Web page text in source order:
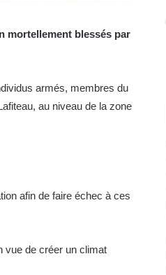
mortellement blessés par
armés, membres du
au niveau de la zone
afin de faire échec à ces
vue de créer un climat